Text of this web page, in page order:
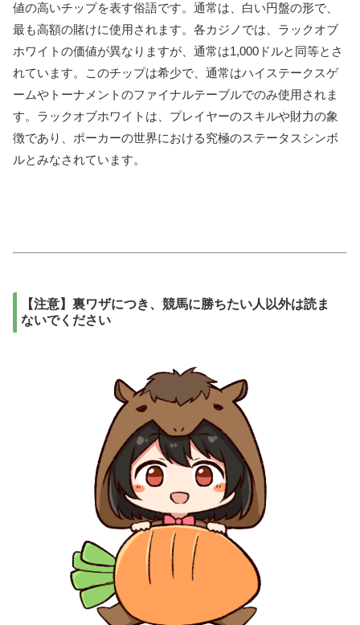
値の高いチップを表す俗語です。通常は、白い円盤の形で、
最も高額の賭けに使用されます。各カジノでは、ラックオブ
ホワイトの価値が異なりますが、通常は1,000ドルと同等とさ
れています。このチップは希少で、通常はハイステークスゲ
ームやトーナメントのファイナルテーブルでのみ使用されま
す。ラックオブホワイトは、プレイヤーのスキルや財力の象
徴であり、ポーカーの世界における究極のステータスシンボ
ルとみなされています。
【注意】裏ワザにつき、競馬に勝ちたい人以外は読ま
ないでください